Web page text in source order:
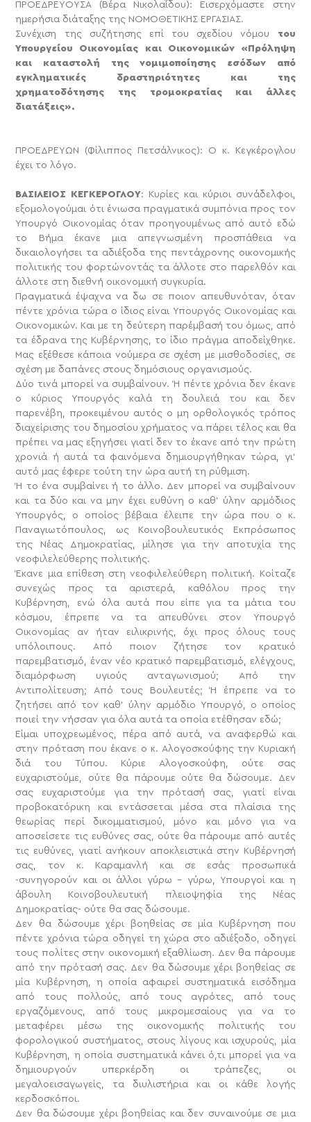
ΠΡΟΕΔΡΕΥΟΥΣΑ (Βέρα Νικολαΐδου): Εισερχόμαστε στην
ημερήσια διάταξης της ΝΟΜΟΘΕΤΙΚΗΣ ΕΡΓΑΣΙΑΣ.
Συνέχιση της συζήτησης επί του σχεδίου νόμου του
Υπουργείου Οικονομίας και Οικονομικών «Πρόληψη
και καταστολή της νομιμοποίησης εσόδων από
εγκληματικές δραστηριότητες και της
χρηματοδότησης της τρομοκρατίας και άλλες
διατάξεις».
ΠΡΟΕΔΡΕΥΩΝ (Φίλιππος Πετσάλνικος): Ο κ. Κεγκέρογλου
έχει το λόγο.
ΒΑΣΙΛΕΙΟΣ ΚΕΓΚΕΡΟΓΛΟΥ: Κυρίες και κύριοι συνάδελφοι,
εξομολογούμαι ότι ένιωσα πραγματικά συμπόνια προς τον
Υπουργό Οικονομίας όταν προηγουμένως από αυτό εδώ
το Βήμα έκανε μια απεγνωσμένη προσπάθεια να
δικαιολογήσει τα αδιέξοδα της πεντάχρονης οικονομικής
πολιτικής του φορτώνοντάς τα άλλοτε στο παρελθόν και
άλλοτε στη διεθνή οικονομική συγκυρία.
Πραγματικά έψαχνα να δω σε ποιον απευθυνόταν, όταν
πέντε χρόνια τώρα ο ίδιος είναι Υπουργός Οικονομίας και
Οικονομικών. Και με τη δεύτερη παρέμβασή του όμως, από
τα έδρανα της Κυβέρνησης, το ίδιο πράγμα αποδείχθηκε.
Μας εξέθεσε κάποια νούμερα σε σχέση με μισθοδοσίες, σε
σχέση με δαπάνες στους δημόσιους οργανισμούς.
Δύο τινά μπορεί να συμβαίνουν. Ή πέντε χρόνια δεν έκανε
ο κύριος Υπουργός καλά τη δουλειά του και δεν
παρενέβη, προκειμένου αυτός ο μη ορθολογικός τρόπος
διαχείρισης του δημοσίου χρήματος να πάρει τέλος και θα
πρέπει να μας εξηγήσει γιατί δεν το έκανε από την πρώτη
χρονιά ή αυτά τα φαινόμενα δημιουργήθηκαν τώρα, γι’
αυτό μας έφερε τούτη την ώρα αυτή τη ρύθμιση.
Ή το ένα συμβαίνει ή το άλλο. Δεν μπορεί να συμβαίνουν
και τα δύο και να μην έχει ευθύνη ο καθ’ ύλην αρμόδιος
Υπουργός, ο οποίος βέβαια έλειπε την ώρα που ο κ.
Παναγιωτόπουλος, ως Κοινοβουλευτικός Εκπρόσωπος
της Νέας Δημοκρατίας, μίλησε για την αποτυχία της
νεοφιλελεύθερης πολιτικής.
Έκανε μια επίθεση στη νεοφιλελεύθερη πολιτική. Κοίταζε
συνεχώς προς τα αριστερά, καθόλου προς την
Κυβέρνηση, ενώ όλα αυτά που είπε για τα μάτια του
κόσμου, έπρεπε να τα απευθύνει στον Υπουργό
Οικονομίας αν ήταν ειλικρινής, όχι προς όλους τους
υπόλοιπους. Από ποιον ζήτησε τον κρατικό
παρεμβατισμό, έναν νέο κρατικό παρεμβατισμό, ελέγχους,
διαμόρφωση υγιούς ανταγωνισμού; Από την
Αντιπολίτευση; Από τους Βουλευτές; Ή έπρεπε να το
ζητήσει από τον καθ’ ύλην αρμόδιο Υπουργό, ο οποίος
ποιεί την νήσσαν για όλα αυτά τα οποία ετέθησαν εδώ;
Είμαι υποχρεωμένος, πέρα από αυτά, να αναφερθώ και
στην πρόταση που έκανε ο κ. Αλογοσκούφης την Κυριακή
διά του Τύπου. Κύριε Αλογοσκούφη, ούτε σας
ευχαριστούμε, ούτε θα πάρουμε ούτε θα δώσουμε. Δεν
σας ευχαριστούμε για την πρότασή σας, γιατί είναι
προβοκατόρικη και εντάσσεται μέσα στα πλαίσια της
θεωρίας περί δικομματισμού, μόνο και μόνο για να
αποσείσετε τις ευθύνες σας, ούτε θα πάρουμε από αυτές
τις ευθύνες, γιατί ανήκουν αποκλειστικά στην Κυβέρνησή
σας, τον κ. Καραμανλή και σε εσάς προσωπικά
-συνηγορούν και οι άλλοι γύρω – γύρω, Υπουργοί και η
άβουλη Κοινοβουλευτική πλειοψηφία της Νέας
Δημοκρατίας- ούτε θα σας δώσουμε.
Δεν θα δώσουμε χέρι βοηθείας σε μία Κυβέρνηση που
πέντε χρόνια τώρα οδηγεί τη χώρα στο αδιέξοδο, οδηγεί
τους πολίτες στην οικονομική εξαθλίωση. Δεν θα πάρουμε
από την πρότασή σας. Δεν θα δώσουμε χέρι βοηθείας σε
μία Κυβέρνηση, η οποία αφαιρεί συστηματικά εισόδημα
από τους πολλούς, από τους αγρότες, από τους
εργαζόμενους, από τους μικρομεσαίους για να το
μεταφέρει μέσω της οικονομικής πολιτικής του
φορολογικού συστήματος, στους λίγους και ισχυρούς, μία
Κυβέρνηση, η οποία συστηματικά κάνει ό,τι μπορεί για να
δημιουργούν υπερκέρδη οι τράπεζες, οι
μεγαλοεισαγωγείς, τα διυλιστήρια και οι κάθε λογής
κερδοσκόποι.
Δεν θα δώσουμε χέρι βοηθείας και δεν συναινούμε σε μια